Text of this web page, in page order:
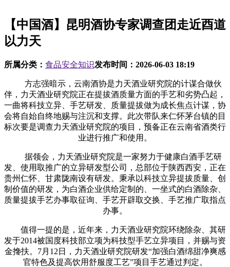
【中国酒】昆明酒协专家调查团走近酉道
以力天
所属分类： 食品安全知识发布时间： 2026-06-03 18:19
方志强暗示，云南酒协是力天酒业研究院的计谋合做伙
伴，力天酒业研究院正在提拔酒质量方面的手艺和劣势凸起，
一曲将科技立异、手艺研发、质量提拔做为成长焦点计谋，协
会将自始自终地赐与注沉和支撑。此次带队来仁怀茅台镇的目
标次要是调查力天酒业研究院的项目，预备正在云南省酒类行
业进行推广和使用。
据领会，力天酒业研究院是一家努力于健康白酒手艺研
发、使用取推广的立异研发型公司，总部位于陕西西安，正在
贵州仁怀、甘肃陇南设有研发。秉承以科技立异提拔质量、创
制价值的研发，为白酒企业供给定制的、一坐式的白酒除杂、
质量提拔手艺办事取征询、手艺开辟取交换、手艺推广取指点
办事。
值得一提的是，近年来，力天酒业研究院环绕除杂、其研
发于2014被国度科技部立项为科技型手艺立异项目，并赐与资
金搀扶。7月12日，力天酒业研究院研发“加强白酒绵甜净爽感
官特色及提高饮用舒服度工艺”项目手艺通过判定。